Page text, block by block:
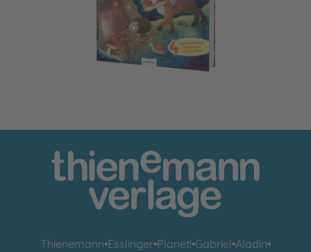
Thienemann•Esslinger•Planet!•Gabriel•Aladin•